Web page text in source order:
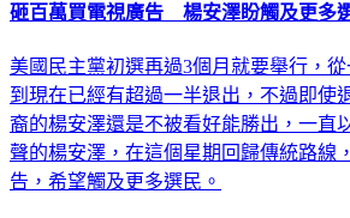
砸百萬買電視廣告 楊安澤盼觸及更多
美國民主黨初選再過3個月就要舉行，從
到現在已經有超過一半退出，不過即使
裔的楊安澤還是不被看好能勝出，一直
聲的楊安澤，在這個星期回歸傳統路線
告，希望觸及更多選民。